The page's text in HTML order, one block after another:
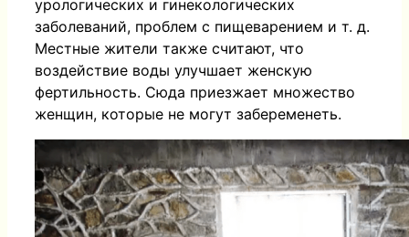
урологических и гинекологических
заболеваний, проблем с пищеварением и т. д.
Местные жители также считают, что
воздействие воды улучшает женскую
фертильность. Сюда приезжает множество
женщин, которые не могут забеременеть.